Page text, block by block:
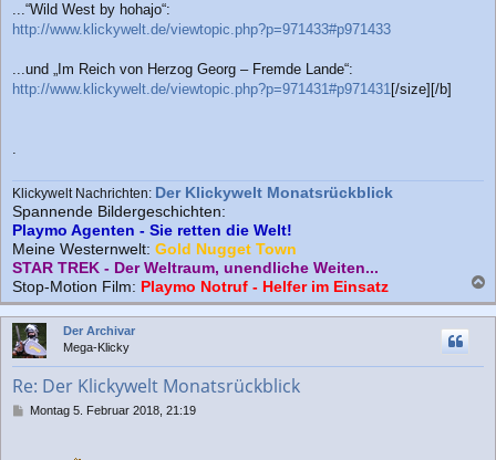
...“Wild West by hohajo“:
http://www.klickywelt.de/viewtopic.php?p=971433#p971433
...und „Im Reich von Herzog Georg – Fremde Lande“:
http://www.klickywelt.de/viewtopic.php?p=971431#p971431[/size][/b]
.
Klickywelt Nachrichten: Der Klickywelt Monatsrückblick
Spannende Bildergeschichten:
Playmo Agenten - Sie retten die Welt!
Meine Westernwelt: Gold Nugget Town
STAR TREK - Der Weltraum, unendliche Weiten...
Stop-Motion Film: Playmo Notruf - Helfer im Einsatz
a
c
Der Archivar
Mega-Klicky
Re: Der Klickywelt Monatsrückblick
BMontag 5. Februar 2018, 21:19